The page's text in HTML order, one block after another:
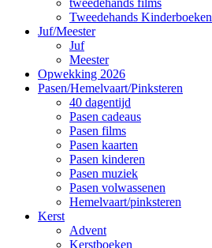
tweedehands films
Tweedehands Kinderboeken
Juf/Meester
Juf
Meester
Opwekking 2026
Pasen/Hemelvaart/Pinksteren
40 dagentijd
Pasen cadeaus
Pasen films
Pasen kaarten
Pasen kinderen
Pasen muziek
Pasen volwassenen
Hemelvaart/pinksteren
Kerst
Advent
Kerstboeken